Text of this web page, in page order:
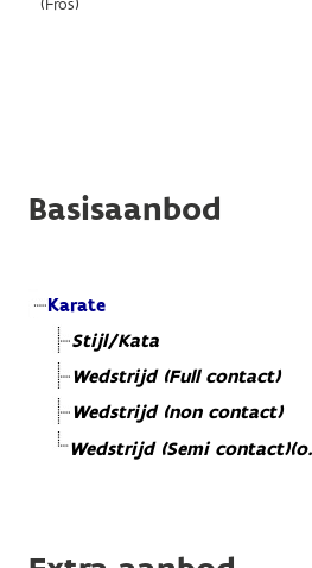
(Fros)
Basisaanbod
Karate
Stijl/Kata
Wedstrijd (Full contact)
Wedstrijd (non contact)
Wedstrijd (Semi